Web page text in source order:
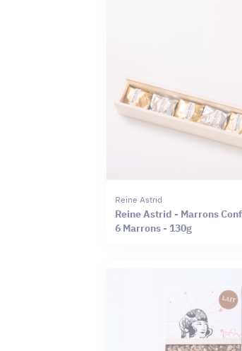
Reine Astrid
Reine Astrid - Marrons Confits
6 Marrons - 130g